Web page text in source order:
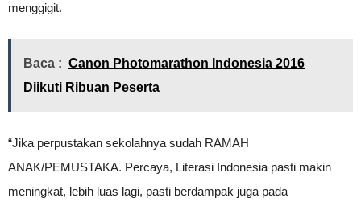
menggigit.
Baca : Canon Photomarathon Indonesia 2016
Diikuti Ribuan Peserta
“Jika perpustakan sekolahnya sudah RAMAH
ANAK/PEMUSTAKA. Percaya, Literasi Indonesia pasti makin
meningkat, lebih luas lagi, pasti berdampak juga pada